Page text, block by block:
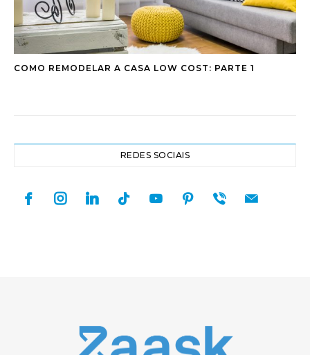
COMO REMODELAR A CASA LOW COST: PARTE 1
REDES SOCIAIS
facebookinstagramlinkedintiktok youtubepinterest
viber mail